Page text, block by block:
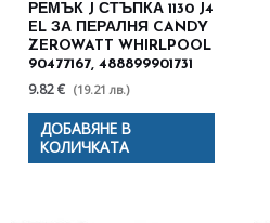
РЕМЪК J СТЪПКА 1130 J4
EL ЗА ПЕРАЛНЯ CANDY
ZEROWATT WHIRLPOOL
90477167, 488899901731
9.82 € (19.21 лв.)
ДОБАВЯНЕ В
КОЛИЧКАТА